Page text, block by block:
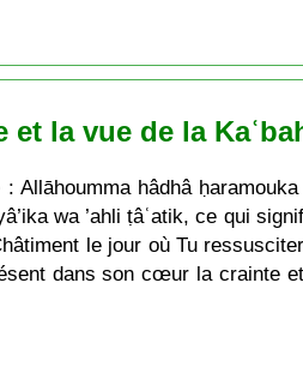
et la vue de la
Allāhoumma hâdhâ
wa ’ahli ṭâʿatik, ce qui
le jour où Tu
dans son cœur la crainte